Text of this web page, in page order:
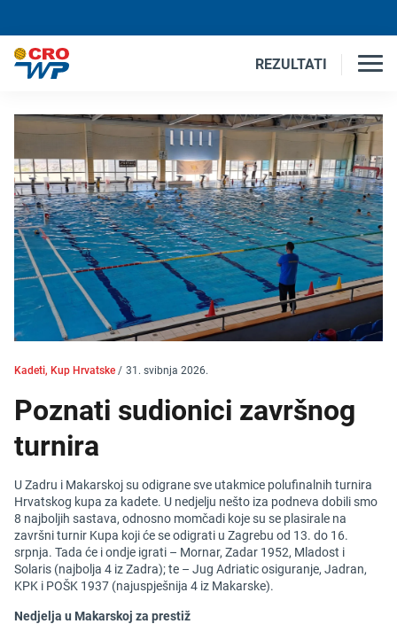
REZULTATI
Kadeti, Kup Hrvatske / 31. svibnja 2026.
Poznati sudionici završnog
turnira
U Zadru i Makarskoj su odigrane sve utakmice polufinalnih turnira
Hrvatskog kupa za kadete. U nedjelju nešto iza podneva dobili smo
8 najboljih sastava, odnosno momčadi koje su se plasirale na
završni turnir Kupa koji će se odigrati u Zagrebu od 13. do 16.
srpnja. Tada će i ondje igrati – Mornar, Zadar 1952, Mladost i
Solaris (najbolja 4 iz Zadra); te – Jug Adriatic osiguranje, Jadran,
KPK i POŠK 1937 (najuspješnija 4 iz Makarske).
Nedjelja u Makarskoj za prestiž